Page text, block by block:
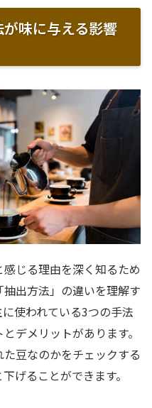
味に与える影響
じる理由を深く知るため
出方法」の違いを理解す
使われている3つの手法
デメリットがあります。
豆なのかをチェックする
げることができます。